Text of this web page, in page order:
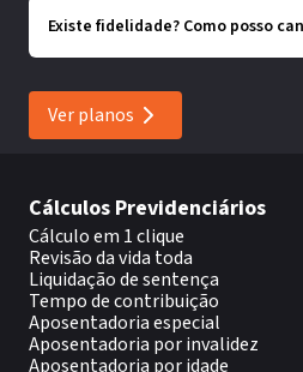
Existe fidelidade? Como posso
Ver planos
Cálculos Previdenciários
Cálculo em 1 clique
Revisão da vida toda
Liquidação de sentença
Tempo de contribuição
Aposentadoria especial
Aposentadoria por invalidez
Aposentadoria por idade